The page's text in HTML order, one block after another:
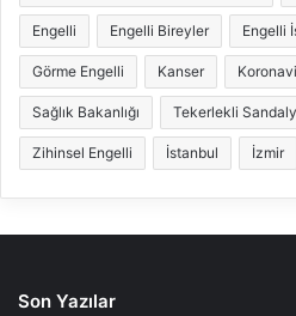
Engelli Engelli Bireyler Engelli
Görme Engelli Kanser
Sağlık Bakanlığı Tekerlekli
Zihinsel Engelli İstanbul İzmir
Son Yazılar